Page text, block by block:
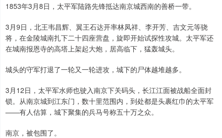
1853年3月8日，太平军陆路先锋抵达南京城西南的善桥一带。
3月9日，北王韦昌辉、翼王石达开率林凤祥、李开芳、吉文元等骁
将，在金陵城南扎下二十四座营盘，旋即开始试探性攻城。太平军还
在城南报恩寺的高塔上架起大炮，居高临下，猛轰城头。
城头的守军打退了一轮又一轮进攻，城下的尸体越堆越多。
3月12日，太平军水师也驶入南京下关码头，长江江面被战船全面封
锁。从南京城到江东门，数十里范围内，到处都是头裹红巾的太平军
——有人估算，城下聚集的兵马号称五十万之众。
南京，被包围了。